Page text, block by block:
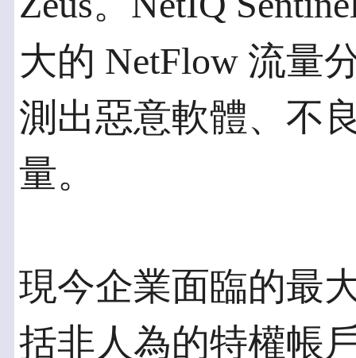
大的 NetFlow 流量
測出惡意軟體、不
量。
現今企業面臨的最
括非人為的特權帳